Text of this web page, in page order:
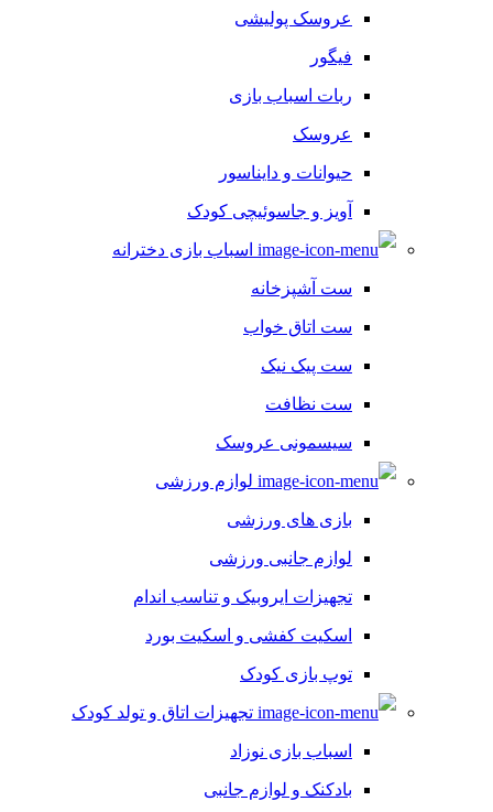
عروسک پولیشی
فیگور
ربات اسباب بازی
عروسک
حیوانات و دایناسور
آویز و جاسوئیچی کودک
اسباب بازی دخترانه
ست آشپزخانه
ست اتاق خواب
ست پیک نیک
ست نظافت
سیسمونی عروسک
لوازم ورزشی
بازی های ورزشی
لوازم جانبی ورزشی
تجهیزات ایروبیک و تناسب اندام
اسکیت کفشی و اسکیت بورد
توپ بازی کودک
تجهیزات اتاق و تولد کودک
اسباب بازی نوزاد
بادکنک و لوازم جانبی